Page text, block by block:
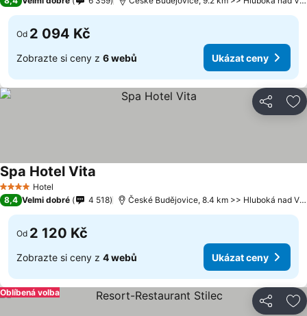
Od 2 094 Kč
Zobrazte si ceny z 6 webů Ukázat ceny
Sdílet
4 Počet hvězdiček
Hotel
Spa Hotel Vita
8,4 Velmi dobré 4 518 České Budějovice, 8.4 km >> Hluboká nad Vltavou
Od 2 120 Kč
Zobrazte si ceny z 4 webů Ukázat ceny
Sdílet
Oblíbená volba